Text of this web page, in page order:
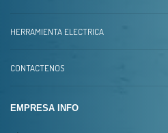
HERRAMIENTA ELECTRICA
CONTACTENOS
EMPRESA INFO